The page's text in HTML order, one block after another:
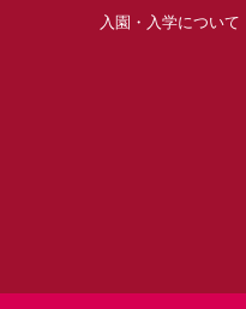
入園・入学について